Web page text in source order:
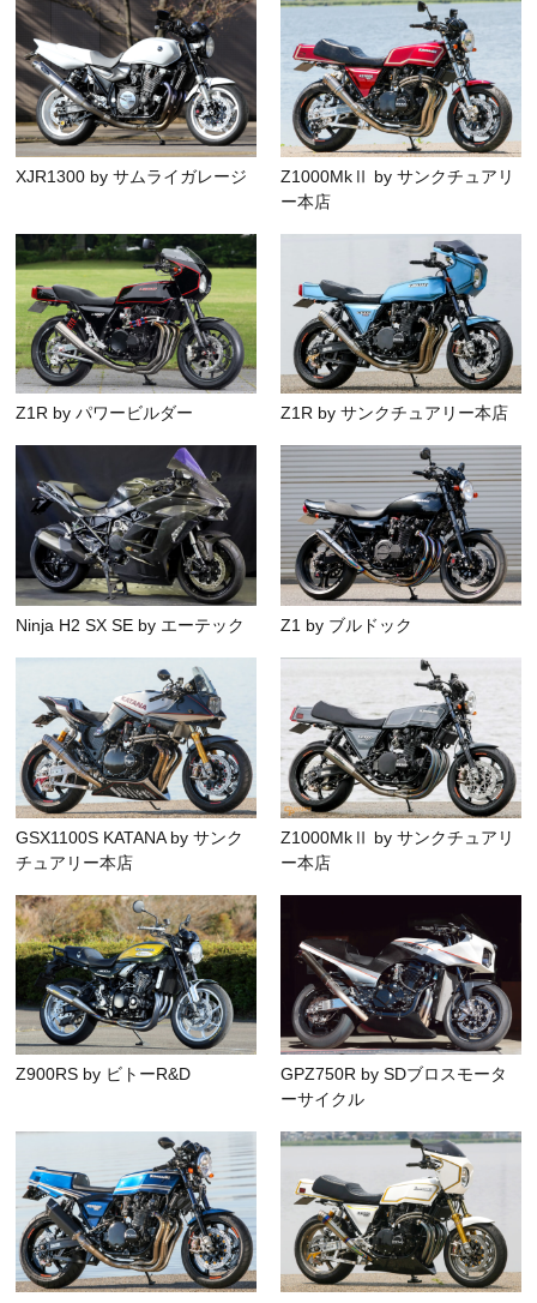
XJR1300 by サムライガレージ
Z1000MkⅡ by サンクチュアリ
ー本店
Z1R by パワービルダー Z1R by サンクチュアリー本店
Ninja H2 SX SE by エーテック Z1 by ブルドック
GSX1100S KATANA by サンク
チュアリー本店
Z1000MkⅡ by サンクチュアリ
ー本店
Z900RS by ビトーR&D
GPZ750R by SDブロスモータ
ーサイクル